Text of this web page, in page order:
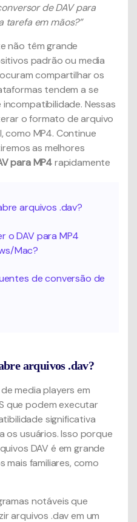
de DAV para
em mãos?”
não têm grande
padrão ou media
compartilhar os
tendem a se
Nessas
o formato de arquivo
como MP4. Continue
as melhores
para MP4rapidamente
arquivos .dav?
o DAV para MP4
Mac?
de conversão de
arquivos .dav?
media players em
que podem executar
significativa
os usuários. Isso porque
DAV é em grande
familiares, como
notáveis que
arquivos .dav em um